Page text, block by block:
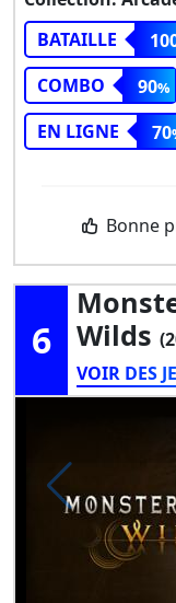
BATAILLE
COMBO
90
EN LIGNE
70
Bonne
6
Wilds
VOIR DES